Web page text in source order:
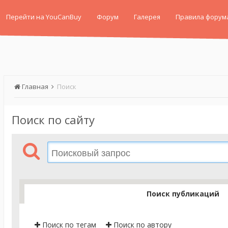
Перейти на YouCanBuy Форум Галерея Правила
Главная Поиск
Поиск по сайту
Поиск публикаций
Поиск по тегам Поиск по автору